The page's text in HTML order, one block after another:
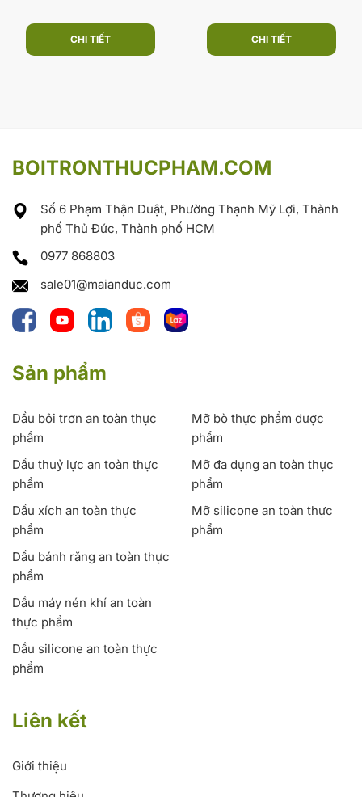
CHI TIẾT CHI TIẾT
BOITRONTHUCPHAM.COM
Số 6 Phạm Thận Duật, Phường Thạnh Mỹ Lợi, Thành
phố Thủ Đức, Thành phố HCM
0977 868803
sale01@maianduc.com
Sản phẩm
Dầu bôi trơn an toàn thực
phẩm
Mỡ bò thực phẩm dược
phẩm
Dầu thuỷ lực an toàn thực
phẩm
Mỡ đa dụng an toàn thực
phẩm
Dầu xích an toàn thực
phẩm
Mỡ silicone an toàn thực
phẩm
Dầu bánh răng an toàn thực
phẩm
Dầu máy nén khí an toàn
thực phẩm
Dầu silicone an toàn thực
phẩm
Liên kết
Giới thiệu